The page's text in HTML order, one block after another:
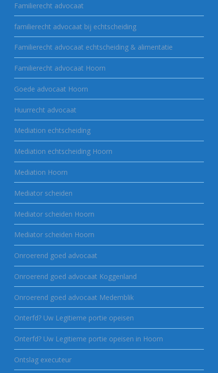
Familierecht advocaat
familierecht advocaat bij echtscheiding
Familierecht advocaat echtscheiding & alimentatie
Familierecht advocaat Hoorn
Goede advocaat Hoorn
Huurrecht advocaat
Mediation echtscheiding
Mediation echtscheiding Hoorn
Mediation Hoorn
Mediator scheiden
Mediator scheiden Hoorn
Mediator scheiden Hoorn
Onroerend goed advocaat
Onroerend goed advocaat Koggenland
Onroerend goed advocaat Medemblik
Onterfd? Uw Legitieme portie opeisen
Onterfd? Uw Legitieme portie opeisen in Hoorn
Ontslag executeur